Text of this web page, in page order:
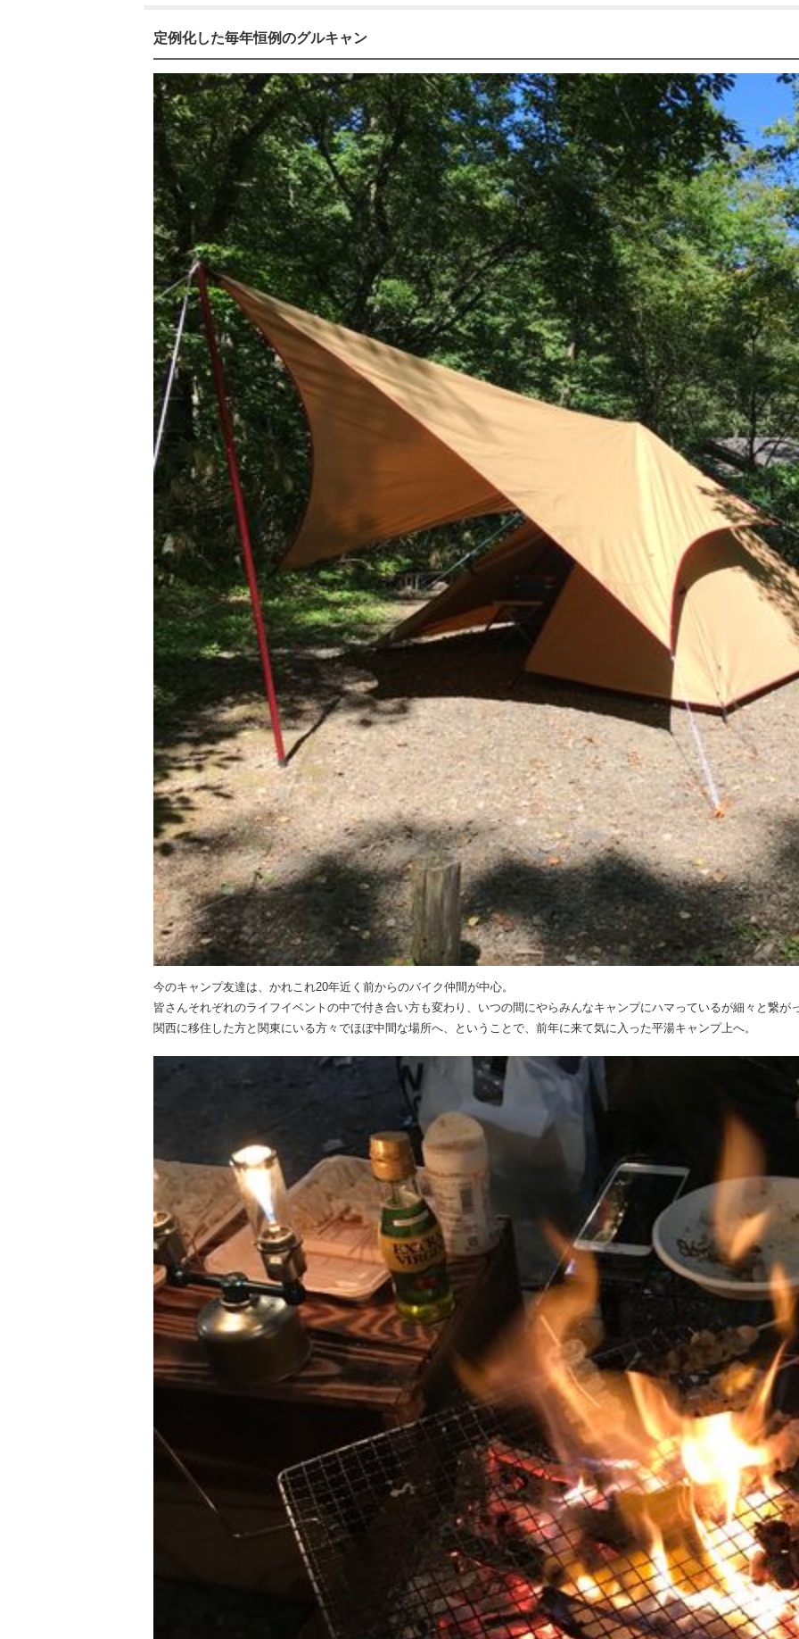
定例化した毎年恒例のグルキャン
今のキャンプ友達は、かれこれ20年近く前からのバイク仲間が中心。
皆さんそれぞれのライフイベントの中で付き合い方も変わり、いつの間にやらみんなキャンプにハマっているが細々と繋が
関西に移住した方と関東にいる方々でほぼ中間な場所へ、ということで、前年に来て気に入った平湯キャンプ上へ。